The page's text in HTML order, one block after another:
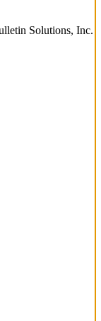
Solutions, Inc.